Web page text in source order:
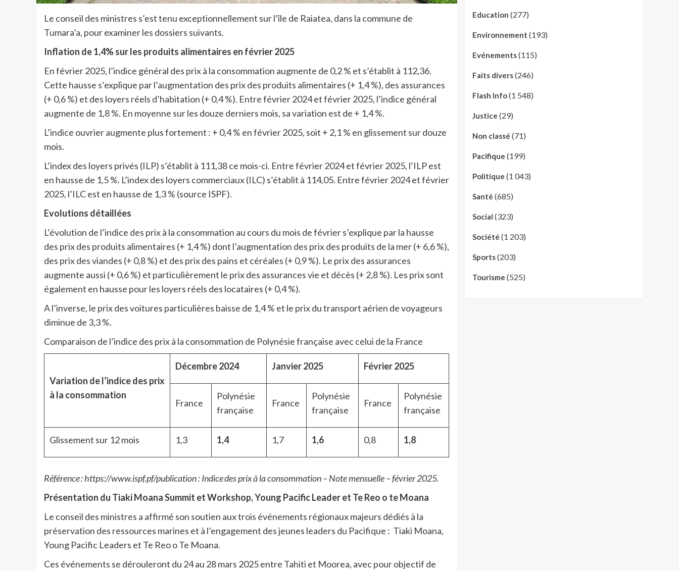
Le conseil des ministres s’est tenu exceptionnellement sur l’île de Raiatea, dans la commune de
Tumara’a, pour examiner les dossiers suivants.
Inflation de 1,4% sur les produits alimentaires en février 2025
En février 2025, l’indice général des prix à la consommation augmente de 0,2 % et s’établit à 112,36.
Cette hausse s’explique par l’augmentation des prix des produits alimentaires (+ 1,4 %), des assurances
(+ 0,6 %) et des loyers réels d’habitation (+ 0,4 %). Entre février 2024 et février 2025, l’indice général
augmente de 1,8 %. En moyenne sur les douze derniers mois, sa variation est de + 1,4 %.
L’indice ouvrier augmente plus fortement : + 0,4 % en février 2025, soit + 2,1 % en glissement sur douze
mois.
L’index des loyers privés (ILP) s’établit à 111,38 ce mois-ci. Entre février 2024 et février 2025, l’ILP est
en hausse de 1,5 %. L’index des loyers commerciaux (ILC) s’établit à 114,05. Entre février 2024 et février
2025, l’ILC est en hausse de 1,3 % (source ISPF).
Evolutions détaillées
L’évolution de l’indice des prix à la consommation au cours du mois de février s’explique par la hausse
des prix des produits alimentaires (+ 1,4 %) dont l’augmentation des prix des produits de la mer (+ 6,6 %),
des prix des viandes (+ 0,8 %) et des prix des pains et céréales (+ 0,9 %). Le prix des assurances
augmente aussi (+ 0,6 %) et particulièrement le prix des assurances vie et décès (+ 2,8 %). Les prix sont
également en hausse pour les loyers réels des locataires (+ 0,4 %).
A l’inverse, le prix des voitures particulières baisse de 1,4 % et le prix du transport aérien de voyageurs
diminue de 3,3 %.
Comparaison de l’indice des prix à la consommation de Polynésie française avec celui de la France
Variation de l’indice des prix
à la consommation
Décembre 2024 Janvier 2025 Février 2025
France
Polynésie
française
France
Polynésie
française
France
Polynésie
française
Glissement sur 12 mois 1,3 1,4 1,7 1,6 0,8 1,8
Référence : https://www.ispf.pf/publication : Indice des prix à la consommation – Note mensuelle – février 2025.
Présentation du Tiaki Moana Summit et Workshop, Young Pacific Leader et Te Reo o te Moana
Le conseil des ministres a affirmé son soutien aux trois événements régionaux majeurs dédiés à la
préservation des ressources marines et à l’engagement des jeunes leaders du Pacifique : Tiaki Moana,
Young Pacific Leaders et Te Reo o Te Moana.
Ces événements se dérouleront du 24 au 28 mars 2025 entre Tahiti et Moorea, avec pour objectif de
Education (277)
Environnement (193)
Evénements(115)
Faits divers(246)
Flash Info(1 548)
Justice (29)
Non classé (71)
Pacifique (199)
Politique (1 043)
Santé (685)
Social (323)
Société (1 203)
Sports(203)
Tourisme (525)